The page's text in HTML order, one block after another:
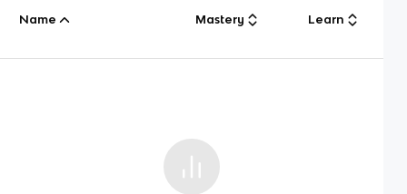
Name Mastery Learn